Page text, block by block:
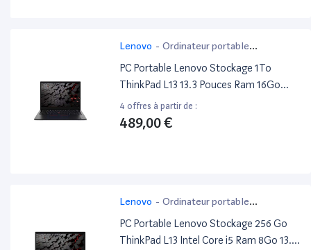
Lenovo - Ordinateur portable
bureautique
PC Portable Lenovo Stockage 1To
ThinkPad L13 13.3 Pouces Ram 16Go
Intel Core i5
4 offres à partir de :
489,00 €
Lenovo - Ordinateur portable
bureautique
PC Portable Lenovo Stockage 256 Go
ThinkPad L13 Intel Core i5 Ram 8Go 13.3